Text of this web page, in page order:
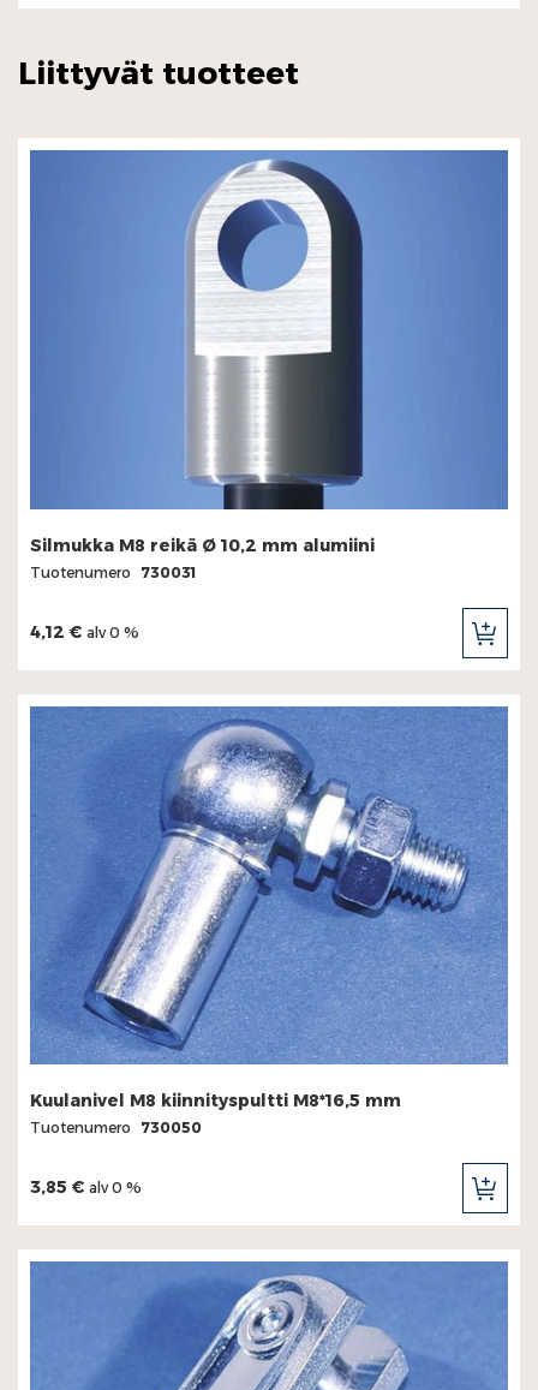
Liittyvät tuotteet
Silmukka M8 reikä Ø 10,2 mm alumiini
Tuotenumero 730031
4,12 € alv 0 %
Kuulanivel M8 kiinnityspultti M8*16,5 mm
Tuotenumero 730050
3,85 € alv 0 %